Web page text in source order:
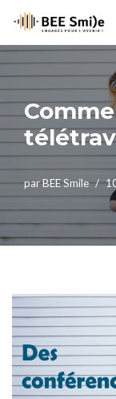
Aller
au
contenu
parBEE Smile